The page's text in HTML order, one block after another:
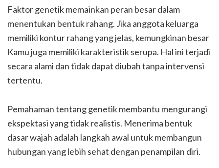
Faktor genetik memainkan peran besar dalam
menentukan bentuk rahang. Jika anggota keluarga
memiliki kontur rahang yang jelas, kemungkinan besar
Kamu juga memiliki karakteristik serupa. Hal ini terjadi
secara alami dan tidak dapat diubah tanpa intervensi
tertentu.
Pemahaman tentang genetik membantu mengurangi
ekspektasi yang tidak realistis. Menerima bentuk
dasar wajah adalah langkah awal untuk membangun
hubungan yang lebih sehat dengan penampilan diri.